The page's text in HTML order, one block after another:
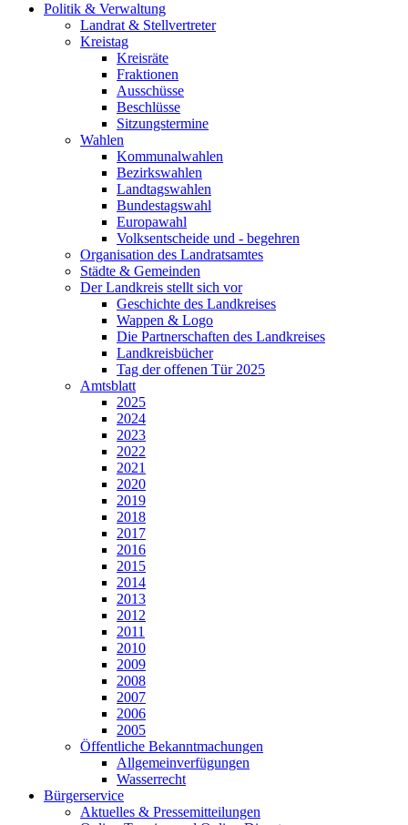
Politik & Verwaltung
Landrat & Stellvertreter
Kreistag
Kreisräte
Fraktionen
Ausschüsse
Beschlüsse
Sitzungstermine
Wahlen
Kommunalwahlen
Bezirkswahlen
Landtagswahlen
Bundestagswahl
Europawahl
Volksentscheide und - begehren
Organisation des Landratsamtes
Städte & Gemeinden
Der Landkreis stellt sich vor
Geschichte des Landkreises
Wappen & Logo
Die Partnerschaften des Landkreises
Landkreisbücher
Tag der offenen Tür 2025
Amtsblatt
2025
2024
2023
2022
2021
2020
2019
2018
2017
2016
2015
2014
2013
2012
2011
2010
2009
2008
2007
2006
2005
Öffentliche Bekanntmachungen
Allgemeinverfügungen
Wasserrecht
Bürgerservice
Aktuelles & Pressemitteilungen